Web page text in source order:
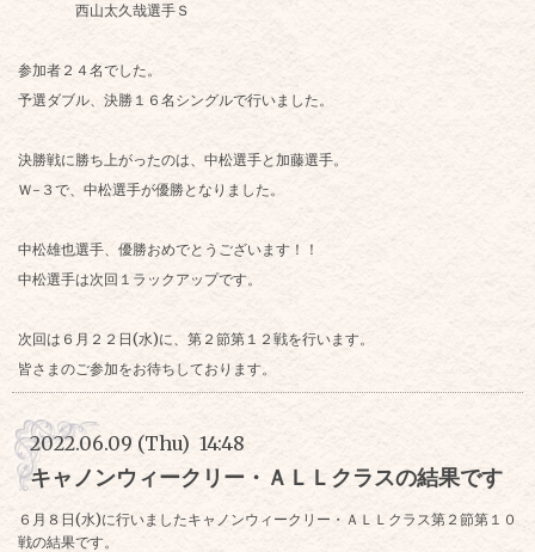
西山太久哉選手Ｓ
参加者２４名でした。
予選ダブル、決勝１６名シングルで行いました。
決勝戦に勝ち上がったのは、中松選手と加藤選手。
Ｗ-３で、中松選手が優勝となりました。
中松雄也選手、優勝おめでとうございます！！
中松選手は次回１ラックアップです。
次回は６月２２日(水)に、第２節第１２戦を行います。
皆さまのご参加をお待ちしております。
2022.06.09 (Thu) 14:48
キャノンウィークリー・ＡＬＬクラスの結果です
６月８日(水)に行いましたキャノンウィークリー・ＡＬＬクラス第２節第１０
戦の結果です。